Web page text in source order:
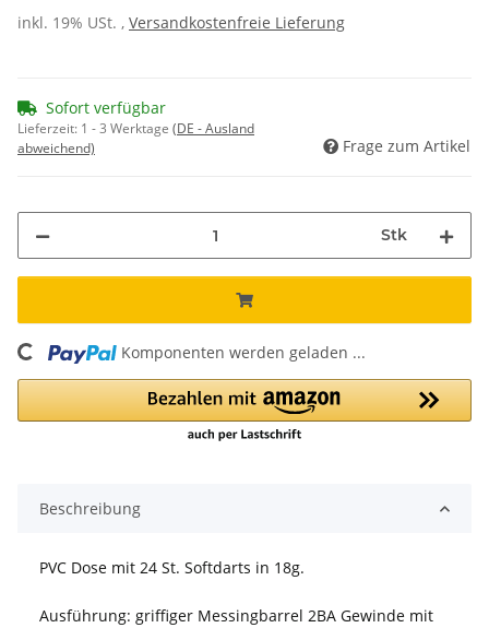
inkl. 19% USt. , Versandkostenfreie Lieferung
Sofort verfügbar
Lieferzeit: 1 - 3 Werktage (DE - Ausland
abweichend)
Frage zum Artikel
Stk
Komponenten werden geladen ...
Beschreibung
PVC Dose mit 24 St. Softdarts in 18g.
Ausführung: griffiger Messingbarrel 2BA Gewinde mit